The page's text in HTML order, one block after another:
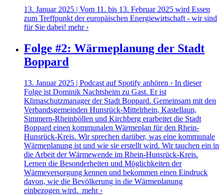
13. Januar 2025 | Vom 11. bis 13. Februar 2025 wird Essen
zum Treffpunkt der europäischen Energiewirtschaft - wir sind
für Sie dabei! mehr ›
Folge #2: Wärmeplanung der Stadt
Boppard
13. Januar 2025 | Podcast auf Spotify anhören › In dieser
Folge ist Dominik Nachtsheim zu Gast. Er ist
Klimaschutzmanager der Stadt Boppard. Gemeinsam mit den
Verbandsgemeinden Hunsrück-Mittelrhein, Kastellaun,
Simmern-Rheinböllen und Kirchberg erarbeitet die Stadt
Boppard einen kommunalen Wärmeplan für den Rhein-
Hunsrück-Kreis. Wir sprechen darüber, was eine kommunale
Wärmeplanung ist und wie sie erstellt wird. Wir tauchen ein in
die Arbeit der Wärmewende im Rhein-Hunsrück-Kreis.
Lernen die Besonderheiten und Möglichkeiten der
Wärmeversorgung kennen und bekommen einen Eindruck
davon, wie die Bevölkerung in die Wärmeplanung
einbezogen wird. mehr ›